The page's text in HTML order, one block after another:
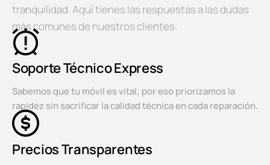
tranquilidad. Aquí tienes las respuestas a las dudas
más comunes de nuestros clientes.
Soporte Técnico Express
Sabemos que tu móvil es vital; por eso priorizamos la
rapidez sin sacrificar la calidad técnica en cada reparación.
Precios Transparentes